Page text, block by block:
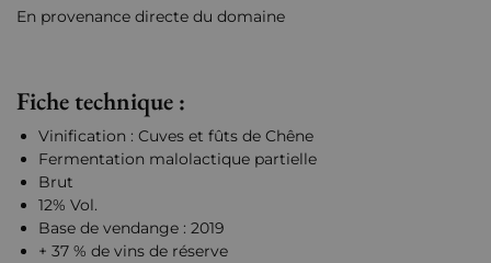
En provenance directe du domaine
Fiche technique :
Vinification : Cuves et fûts de Chêne
Fermentation malolactique partielle
Brut
12% Vol.
Base de vendange : 2019
+ 37 % de vins de réserve